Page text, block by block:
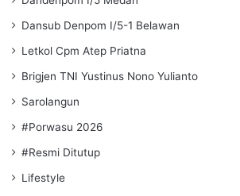
Dansub Denpom I/5-1 Belawan
Letkol Cpm Atep Priatna
Brigjen TNI Yustinus Nono Yulianto
Sarolangun
#Porwasu 2026
#Resmi Ditutup
Lifestyle